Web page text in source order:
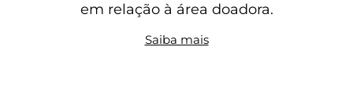
em relação à área doadora.
Saiba mais